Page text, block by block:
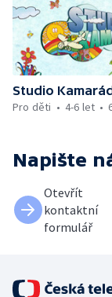
Studio Kamarád
Pro děti
4-6 let
Napište
Otevřít
kontaktní
formulář